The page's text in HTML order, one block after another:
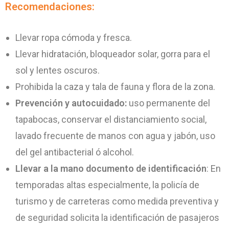
Recomendaciones:
Llevar ropa cómoda y fresca.
Llevar hidratación, bloqueador solar, gorra para el
sol y lentes oscuros.
Prohibida la caza y tala de fauna y flora de la zona.
Prevención y autocuidado: uso permanente del
tapabocas, conservar el distanciamiento social,
lavado frecuente de manos con agua y jabón, uso
del gel antibacterial ó alcohol.
Llevar a la mano documento de identificación: En
temporadas altas especialmente, la policía de
turismo y de carreteras como medida preventiva y
de seguridad solicita la identificación de pasajeros